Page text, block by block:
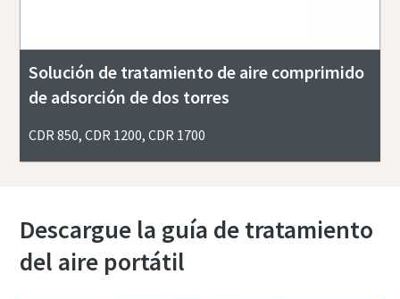
Solución de tratamiento de aire comprimido
de adsorción de dos torres
CDR 850, CDR 1200, CDR 1700
Descargue la guía de tratamiento
del aire portátil